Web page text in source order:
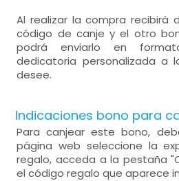
Al realizar la compra recibirá
código de canje y el otro
podrá enviarlo en
dedicatoria personalizada a
desee.
Indicaciones bono para
Para canjear este bono,
página web seleccione la
regalo, acceda a la pestaña
el código regalo que aparece